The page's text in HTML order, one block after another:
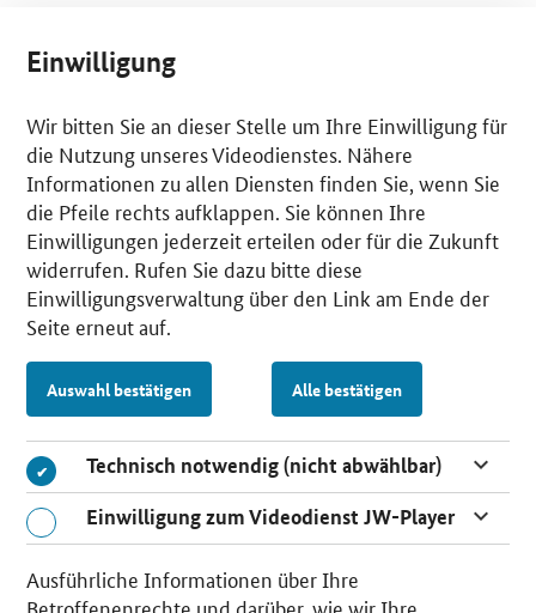
Einwilligung
Wir bitten Sie an dieser Stelle um Ihre Einwilligung für
die Nutzung unseres Videodienstes. Nähere
Informationen zu allen Diensten finden Sie, wenn Sie
die Pfeile rechts aufklappen. Sie können Ihre
Einwilligungen jederzeit erteilen oder für die Zukunft
widerrufen. Rufen Sie dazu bitte diese
Einwilligungsverwaltung über den Link am Ende der
Seite erneut auf.
Auswahl bestätigen Alle bestätigen
Technisch notwendig (nicht abwählbar)
Einwilligung zum Videodienst JW-Player
Ausführliche Informationen über Ihre
Betroffenenrechte und darüber, wie wir Ihre